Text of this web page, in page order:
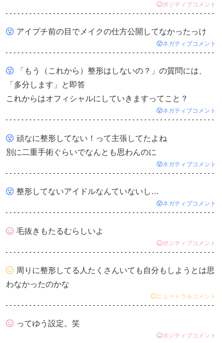
ポジティブコメント
アイプチ前の目でメイクの仕方公開してなかったっけ
ネガティブコメント
「もう（これから）整形はしないの？」の質問には、
「多分します」と即答
これからはオフィシャルにしていきますってこと？
ネガティブコメント
頑なに整形してない！って主張してたよね
別に二重手術ぐらいでなんとも思わんのに
ネガティブコメント
整形してないアイドルなんていないし…
ネガティブコメント
毛抜きもたるむらしいよ
ポジティブコメント
周りに整形してる人たくさんいても自分もしようとは思
わなかったのかな
ニュートラルコメント
ってゆう設定。笑
ポジティブコメント